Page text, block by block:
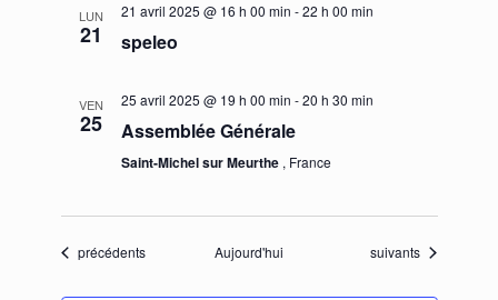
LUN
21
21 avril 2025 @ 16 h 00 min -22 h 00 min
speleo
VEN
25
25 avril 2025 @ 19 h 00 min -20 h 30 min
Assemblée Générale
Saint-Michel sur Meurthe , France
Évènements
précédents Aujourd'hui Évènements
suivants